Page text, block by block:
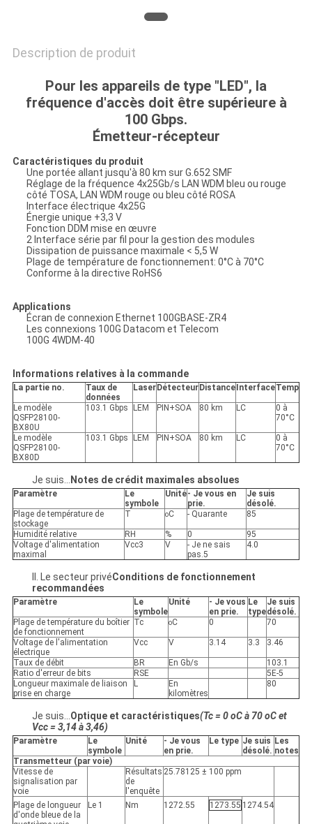
CONFIDENTIALITÉ
Description de produit
Pour les appareils de type "LED", la
fréquence d'accès doit être supérieure à
100 Gbps.
Émetteur-récepteur
Caractéristiques du produit
Une portée allant jusqu'à 80 km sur G.652 SMF
Réglage de la fréquence 4x25Gb/s LAN WDM bleu ou rouge
côté TOSA, LAN WDM rouge ou bleu côté ROSA
Interface électrique 4x25G
Énergie unique +3,3 V
Fonction DDM mise en œuvre
2 Interface série par fil pour la gestion des modules
Dissipation de puissance maximale < 5,5 W
Plage de température de fonctionnement: 0°C à 70°C
Conforme à la directive RoHS6
Applications
Écran de connexion Ethernet 100GBASE-ZR4
Les connexions 100G Datacom et Telecom
100G 4WDM-40
Informations relatives à la commande
La partie no.
Taux de
données
Laser Détecteur Distance InterfaceTemp
Le modèle
QSFP28100-
BX80U
103.1 Gbps LEM PIN+SOA 80 km LC
0 à
70°C
Le modèle
QSFP28100-
BX80D
103.1 Gbps LEM PIN+SOA 80 km LC
0 à
70°C
Je suis... Notes de crédit maximales absolues
Paramètre
Le
symbole
Unité- Je vous en
prie.
Je suis
désolé.
Plage de température de
stockage
T oC - Quarante 85
Humidité relative RH % 0
95
Voltage d'alimentation
maximal
Vcc3 V
- Je ne sais
pas.5
4.0
II. Le secteur privéConditions de fonctionnement
recommandées
Paramètre
Le
symbole
Unité
- Je vous
en prie.
Le
type
Je suis
désolé.
Plage de température du boîtier
de fonctionnement
Tc oC 0 70
Voltage de l'alimentation
électrique
Vcc V 3.14 3.3 3.46
Taux de débit BR En Gb/s
103.1
Ratio d'erreur de bits
RSE
5E-5
Longueur maximale de liaison
prise en charge
L
En
kilomètres
80
Je suis...Optique et caractéristiques(Tc = 0 oC à 70 oC et
Vcc = 3,14 à 3,46)
Paramètre
Le
symbole
Unité
- Je vous
en prie.
Le type Je suis
désolé.
Les
notes
Transmetteur (par voie)
Vitesse de
signalisation par
voie
Résultats
de
l'enquête
25.78125 ± 100 ppm
Plage de longueur
d'onde bleue de la
Le 1 Nm 1272.55 1273.55 1274.54